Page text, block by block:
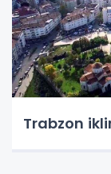
Trabzon